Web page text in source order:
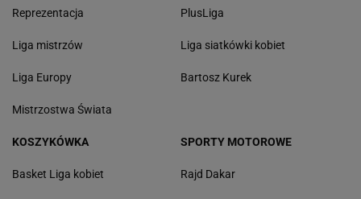
Reprezentacja
Liga mistrzów
Liga Europy
Mistrzostwa Świata
PlusLiga
Liga siatkówki kobiet
Bartosz Kurek
KOSZYKÓWKA
Basket Liga kobiet
SPORTY MOTOROWE
Rajd Dakar